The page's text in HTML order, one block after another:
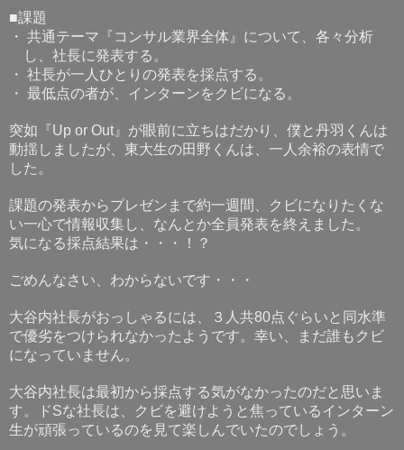
■課題
・ 共通テーマ『コンサル業界全体』について、各々分析
し、社長に発表する。
・ 社長が一人ひとりの発表を採点する。
・ 最低点の者が、インターンをクビになる。
突如『Up or Out』が眼前に立ちはだかり、僕と丹羽くんは
動揺しましたが、東大生の田野くんは、一人余裕の表情で
した。
課題の発表からプレゼンまで約一週間、クビになりたくな
い一心で情報収集し、なんとか全員発表を終えました。
気になる採点結果は・・・！？
ごめんなさい、わからないです・・・
大谷内社長がおっしゃるには、３人共80点ぐらいと同水準
で優劣をつけられなかったようです。幸い、まだ誰もクビ
になっていません。
大谷内社長は最初から採点する気がなかったのだと思いま
す。ドSな社長は、クビを避けようと焦っているインターン
生が頑張っているのを見て楽しんでいたのでしょう。